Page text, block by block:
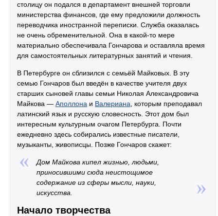
столицу он подался в департамент внешней торговли
министерства финансов, где ему предложили должность
переводчика иностранной переписки. Служба оказалась
не очень обременительной. Она в какой-то мере
материально обеспечивала Гончарова и оставляла время
для самостоятельных литературных занятий и чтения.
В Петербурге он сблизился с семьёй Майковых. В эту
семью Гончаров был введён в качестве учителя двух
старших сыновей главы семьи Николая Александровича
Майкова — Аполлона и Валериана , которым преподавал
латинский язык и русскую словесность. Этот дом был
интересным культурным очагом Петербурга. Почти
ежедневно здесь собирались известные писатели,
музыканты, живописцы. Позже Гончаров скажет:
Дом Майкова кипел жизнью, людьми,
приносившими сюда неистощимое
содержание из сферы мысли, науки,
искусства.
Начало творчества